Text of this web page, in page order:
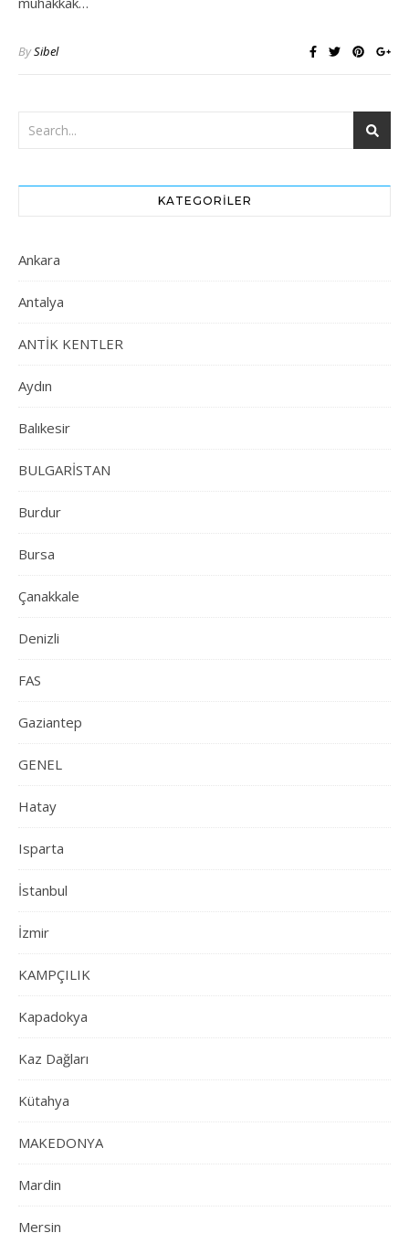
BySibel
KATEGORILER
Ankara
Antalya
ANTİK KENTLER
Aydın
Balıkesir
BULGARİSTAN
Burdur
Bursa
Çanakkale
Denizli
FAS
Gaziantep
GENEL
Hatay
Isparta
İstanbul
İzmir
KAMPÇILIK
Kapadokya
Kaz Dağları
Kütahya
MAKEDONYA
Mardin
Mersin